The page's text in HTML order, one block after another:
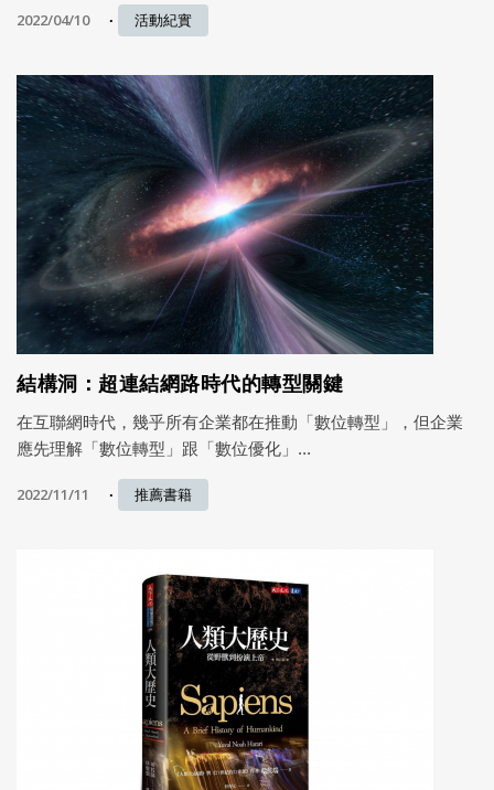
2022/04/10 活動紀實
結構洞：超連結網路時代的轉型關鍵
在互聯網時代，幾乎所有企業都在推動「數位轉型」，但企業
應先理解「數位轉型」跟「數位優化」...
2022/11/11 推薦書籍